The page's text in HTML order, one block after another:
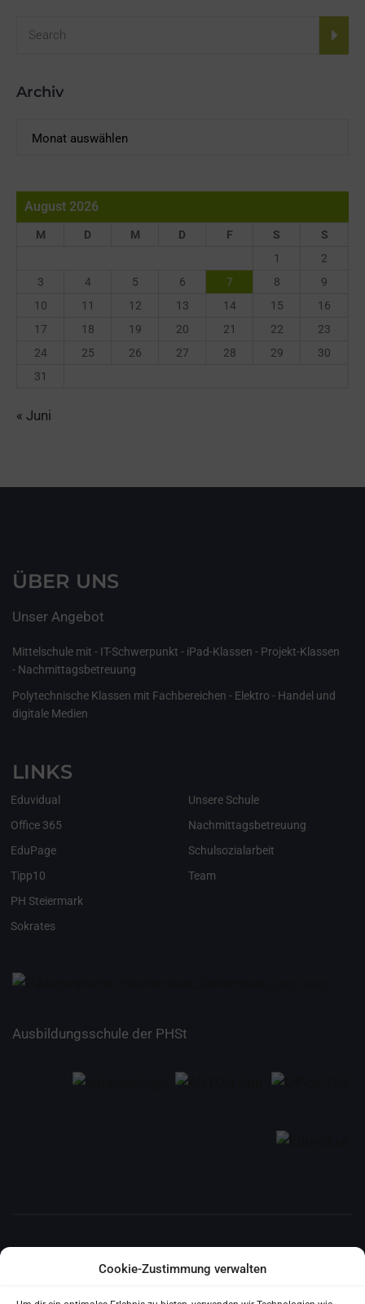
Cookie-Zustimmung verwalten
Archiv
August 2026
M D M D F S
S
1
2
3
4 5 6 7 8
9
10
11 12 13 14 15
16
17
18 19 20 21 22
23
24
25 26 27 28 29
30
31
« Juni
ÜBER UNS
Unser Angebot
Mittelschule mit - IT-Schwerpunkt - iPad-Klassen - Projekt-Klassen
- Nachmittagsbetreuung
Polytechnische Klassen mit Fachbereichen - Elektro - Handel und
digitale Medien
LINKS
Eduvidual
Office 365
EduPage
Tipp10
PH Steiermark
Sokrates
Unsere Schule
Nachmittagsbetreuung
Schulsozialarbeit
Team
Ausbildungsschule der PHSt